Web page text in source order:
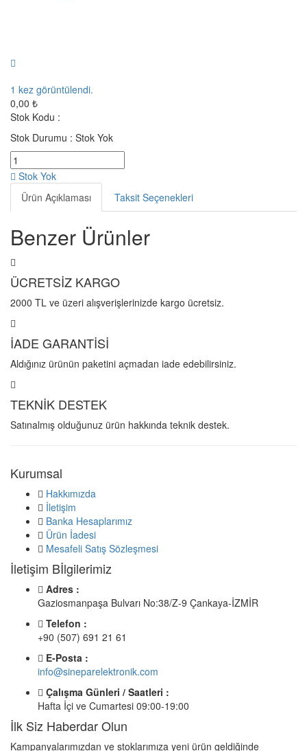
1 kez görüntülendi.
0,00 ₺
Stok Kodu :
Stok Durumu : Stok Yok
Stok Yok
Ürün Açıklaması
Taksit Seçenekleri
Benzer Ürünler
ÜCRETSİZ KARGO
2000 TL ve üzeri alışverişlerinizde kargo ücretsiz.
İADE GARANTİSİ
Aldığınız ürünün paketini açmadan iade edebilirsiniz.
TEKNİK DESTEK
Satınalmış olduğunuz ürün hakkında teknik destek.
Kurumsal
Hakkımızda
İletişim
Banka Hesaplarımız
Ürün İadesi
Mesafeli Satış Sözleşmesi
İletişim Bİlgilerimiz
Adres :
Gaziosmanpaşa Bulvarı No:38/Z-9 Çankaya-İZMİR
Telefon :
+90 (507) 691 21 61
E-Posta :
info@sineparelektronik.com
Çalışma Günleri / Saatleri :
Hafta İçi ve Cumartesi 09:00-19:00
İlk Siz Haberdar Olun
Kampanyalarımızdan ve stoklarımıza yeni ürün geldiğinde